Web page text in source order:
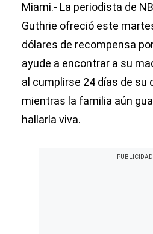
Miami.- La periodista de
Guthrie ofreció este
dólares de recompensa
ayude a encontrar a su
al cumplirse 24 días de su
mientras la familia aún
hallarla viva.